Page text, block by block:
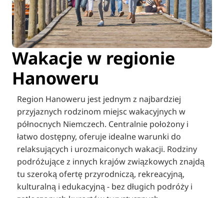
Wakacje w regionie
Hanoweru
Region Hanoweru jest jednym z najbardziej
przyjaznych rodzinom miejsc wakacyjnych w
północnych Niemczech. Centralnie położony i
łatwo dostępny, oferuje idealne warunki do
relaksujących i urozmaiconych wakacji. Rodziny
podróżujące z innych krajów związkowych znajdą
tu szeroką ofertę przyrodniczą, rekreacyjną,
kulturalną i edukacyjną - bez długich podróży i